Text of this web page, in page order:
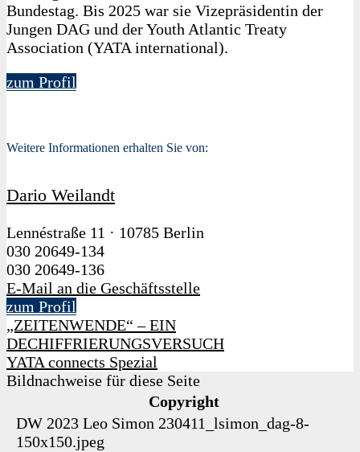
Bundestag. Bis 2025 war sie Vizepräsidentin der
Jungen DAG und der Youth Atlantic Treaty
Association (YATA international).
zum Profil
Weitere Informationen erhalten Sie von:
Dario Weilandt
Lennéstraße 11 · 10785 Berlin
030 20649-134
030 20649-136
E-Mail an die Geschäftsstelle
zum Profil
„ZEITENWENDE“ – EIN
DECHIFFRIERUNGSVERSUCH
YATA connects Spezial
Bildnachweise für diese Seite
Copyright
DW 2023 Leo Simon 230411_lsimon_dag-8-
150x150.jpeg